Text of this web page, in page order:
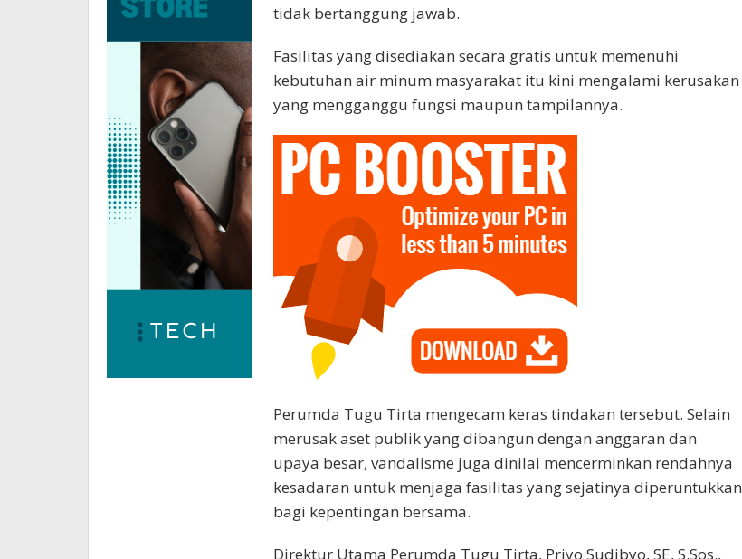
tidak bertanggung jawab.
Fasilitas yang disediakan secara gratis untuk memenuhi
kebutuhan air minum masyarakat itu kini mengalami kerusakan
yang mengganggu fungsi maupun tampilannya.
Perumda Tugu Tirta mengecam keras tindakan tersebut. Selain
merusak aset publik yang dibangun dengan anggaran dan
upaya besar, vandalisme juga dinilai mencerminkan rendahnya
kesadaran untuk menjaga fasilitas yang sejatinya diperuntukkan
bagi kepentingan bersama.
Direktur Utama Perumda Tugu Tirta, Priyo Sudibyo, SE, S.Sos.,